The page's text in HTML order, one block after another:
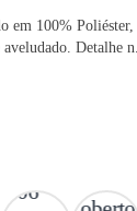
em 100%
Detalhe